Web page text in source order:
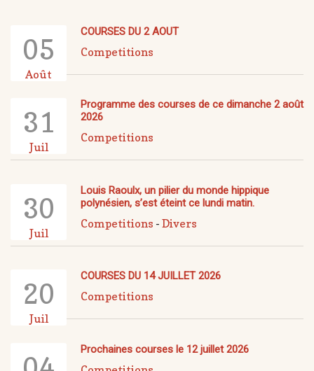
05
Août
COURSES DU 2 AOUT
Competitions
31
Juil
Programme des courses de ce dimanche 2 août
2026
Competitions
30
Juil
Louis Raoulx, un pilier du monde hippique
polynésien, s’est éteint ce lundi matin.
Competitions - Divers
20
Juil
COURSES DU 14 JUILLET 2026
Competitions
Prochaines courses le 12 juillet 2026